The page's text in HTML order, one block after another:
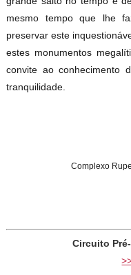
mesmo tempo que lhe
preservar este
estes monumentos
convite ao conhecimento
tranquilidade.
Complexo
Circuito